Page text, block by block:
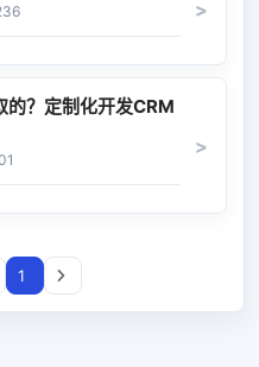
的？定制化开发CRM
1